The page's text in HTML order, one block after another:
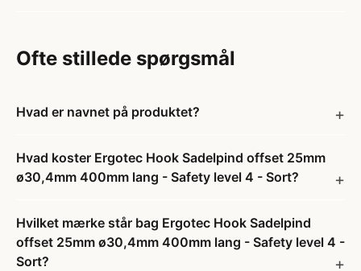
Ofte stillede spørgsmål
Hvad er navnet på produktet?
Hvad koster Ergotec Hook Sadelpind offset 25mm
ø30,4mm 400mm lang - Safety level 4 - Sort?
Hvilket mærke står bag Ergotec Hook Sadelpind
offset 25mm ø30,4mm 400mm lang - Safety level 4 -
Sort?